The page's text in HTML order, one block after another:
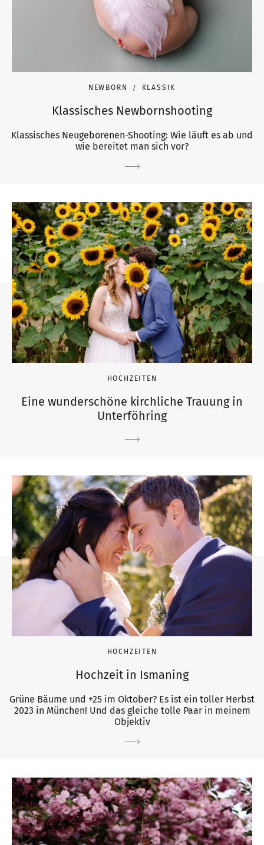
NEWBORN KLASSIK
Klassisches Newbornshooting
Klassisches Neugeborenen-Shooting: Wie läuft es ab und
wie bereitet man sich vor?
HOCHZEITEN
Eine wunderschöne kirchliche Trauung in
Unterföhring
HOCHZEITEN
Hochzeit in Ismaning
Grüne Bäume und +25 im Oktober? Es ist ein toller Herbst
2023 in München! Und das gleiche tolle Paar in meinem
Objektiv